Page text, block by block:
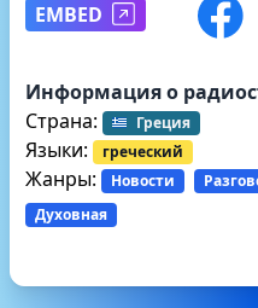
EMBED
Информация о
Страна:
Греция
Языки: греческий
Жанры: Новости
Духовная